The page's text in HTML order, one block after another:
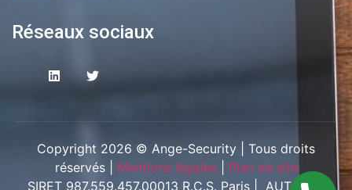
Réseaux sociaux
Copyright 2026 © Ange-Security | Tous droits
réservés | Mentions légales| Plan de site
SIRET 987.559.457.00013 R.C.S. Paris | AUT-094-